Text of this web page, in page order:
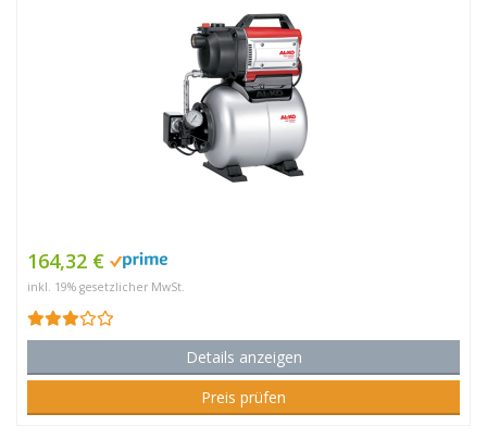
164,32 €
inkl. 19% gesetzlicher MwSt.
Details anzeigen
Preis prüfen